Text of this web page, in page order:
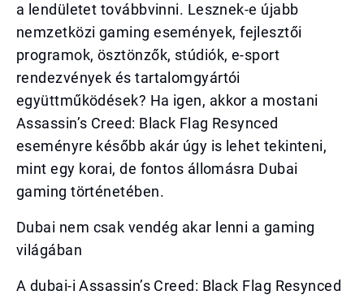
a lendületet továbbvinni. Lesznek-e újabb
nemzetközi gaming események, fejlesztői
programok, ösztönzők, stúdiók, e-sport
rendezvények és tartalomgyártói
együttműködések? Ha igen, akkor a mostani
Assassin’s Creed: Black Flag Resynced
eseményre később akár úgy is lehet tekinteni,
mint egy korai, de fontos állomásra Dubai
gaming történetében.
Dubai nem csak vendég akar lenni a gaming
világában
A dubai-i Assassin’s Creed: Black Flag Resynced